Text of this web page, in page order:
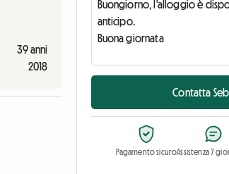
39 anni
2018
Contatta
Pagamento sicuroAssistenza 7